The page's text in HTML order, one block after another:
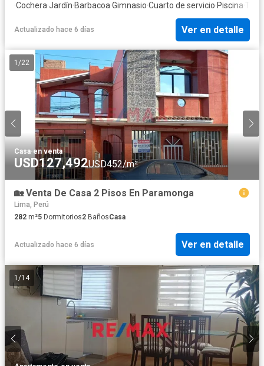
·Cochera·Jardín·Barbacoa·Gimnasio·Cuarto de servicio·Piscina·
Actualizado hace 6 días Ver en detalle
1 /22
Casa·en venta
USD127,492USD452/m²
🏡 Venta De Casa 2 Pisos En Paramonga
Lima, Perú
282 m²5 Dormitorios2 BañosCasa
Actualizado hace 6 días Ver en detalle
1 /14